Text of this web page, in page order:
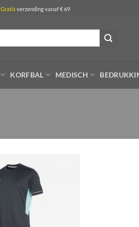
Gratis verzending vanaf € 69
KORFBAL MEDISCH